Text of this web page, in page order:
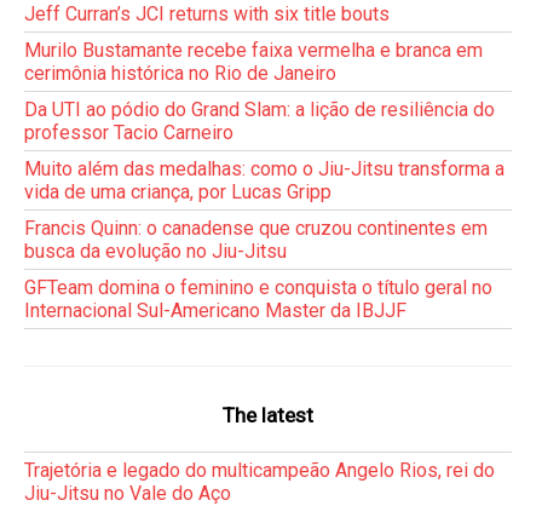
Jeff Curran’s JCI returns with six title bouts
Murilo Bustamante recebe faixa vermelha e branca em
cerimônia histórica no Rio de Janeiro
Da UTI ao pódio do Grand Slam: a lição de resiliência do
professor Tacio Carneiro
Muito além das medalhas: como o Jiu-Jitsu transforma a
vida de uma criança, por Lucas Gripp
Francis Quinn: o canadense que cruzou continentes em
busca da evolução no Jiu-Jitsu
GFTeam domina o feminino e conquista o título geral no
Internacional Sul-Americano Master da IBJJF
The latest
Trajetória e legado do multicampeão Angelo Rios, rei do
Jiu-Jitsu no Vale do Aço